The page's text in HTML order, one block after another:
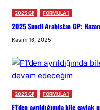
2025 GP FORMULA 1
2025 Suudi Arabistan GP:
Kasım 16, 2025
2025 GP FORMULA 1
F1’den ayrıldığımda bile